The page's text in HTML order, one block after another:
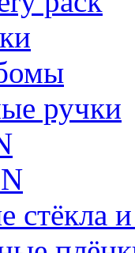
ручки
стёкла